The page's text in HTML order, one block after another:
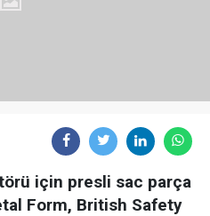
için presli sac parça
Form, British Safety